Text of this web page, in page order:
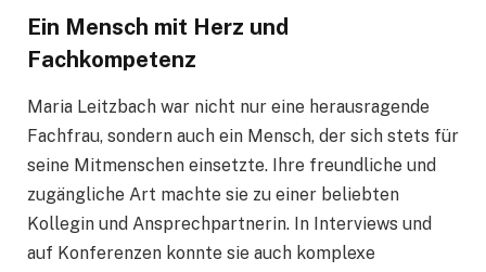
Ein Mensch mit Herz und
Fachkompetenz
Maria Leitzbach war nicht nur eine herausragende
Fachfrau, sondern auch ein Mensch, der sich stets für
seine Mitmenschen einsetzte. Ihre freundliche und
zugängliche Art machte sie zu einer beliebten
Kollegin und Ansprechpartnerin. In Interviews und
auf Konferenzen konnte sie auch komplexe